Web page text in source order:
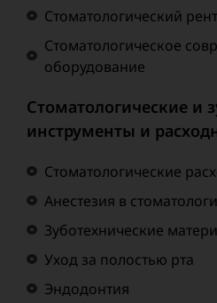
Стоматологический
Стоматологическое
оборудование
Стоматологические и
инструменты и
Стоматологические
Анестезия в
Зуботехнические
Уход за полостью рта
Эндодонтия